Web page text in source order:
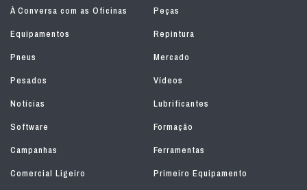
À Conversa com as Oficinas
Peças
Equipamentos
Repintura
Pneus
Mercado
Pesados
Vídeos
Notícias
Lubrificantes
Software
Formação
Campanhas
Ferramentas
Comercial Ligeiro
Primeiro Equipamento